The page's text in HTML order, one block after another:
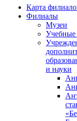
Карта
Филиалы
Музеи
Учебные
и науки